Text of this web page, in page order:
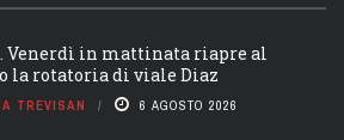
Venerdì in mattinata riapre al
la rotatoria di viale Diaz
TREVISAN 6 AGOSTO 2026